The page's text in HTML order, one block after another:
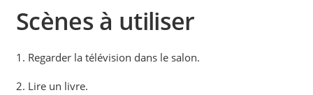
Scènes à utiliser
1. Regarder la télévision dans le salon.
2. Lire un livre.